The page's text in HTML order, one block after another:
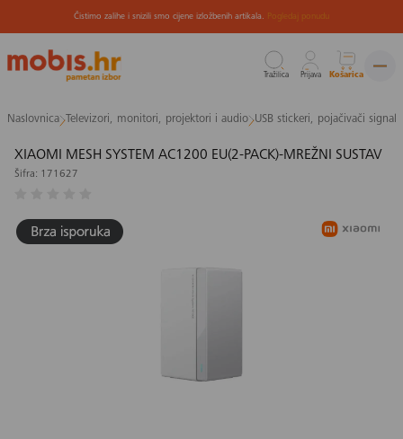
na
Čistimo zalihe i snizili smo cijene izložbenih artikala. Pogledaj ponudu
Tražilica Prijava Košarica
Naslovnica Televizori, monitori, projektori i audio USB stickeri, pojačivači
XIAOMI MESH SYSTEM AC1200 EU(2-PACK)-MREŽNI SUSTAV
Šifra: 171627